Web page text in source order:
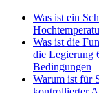
Was ist ein
Was ist die
die Legierung
Bedingungen
Warum ist für